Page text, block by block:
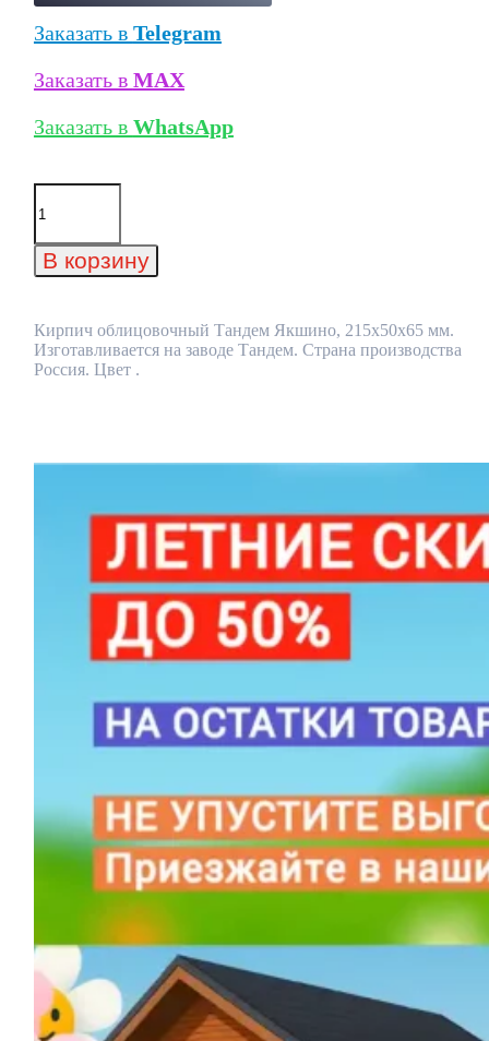
Заказать в Telegram
Заказать в MAX
Заказать в WhatsApp
Количество
товара
облицовочный
Тандем
мм
В корзину
Кирпич облицовочный Тандем Якшино, 215x50x65 мм.
Изготавливается на заводе Тандем. Страна производства
Россия. Цвет .